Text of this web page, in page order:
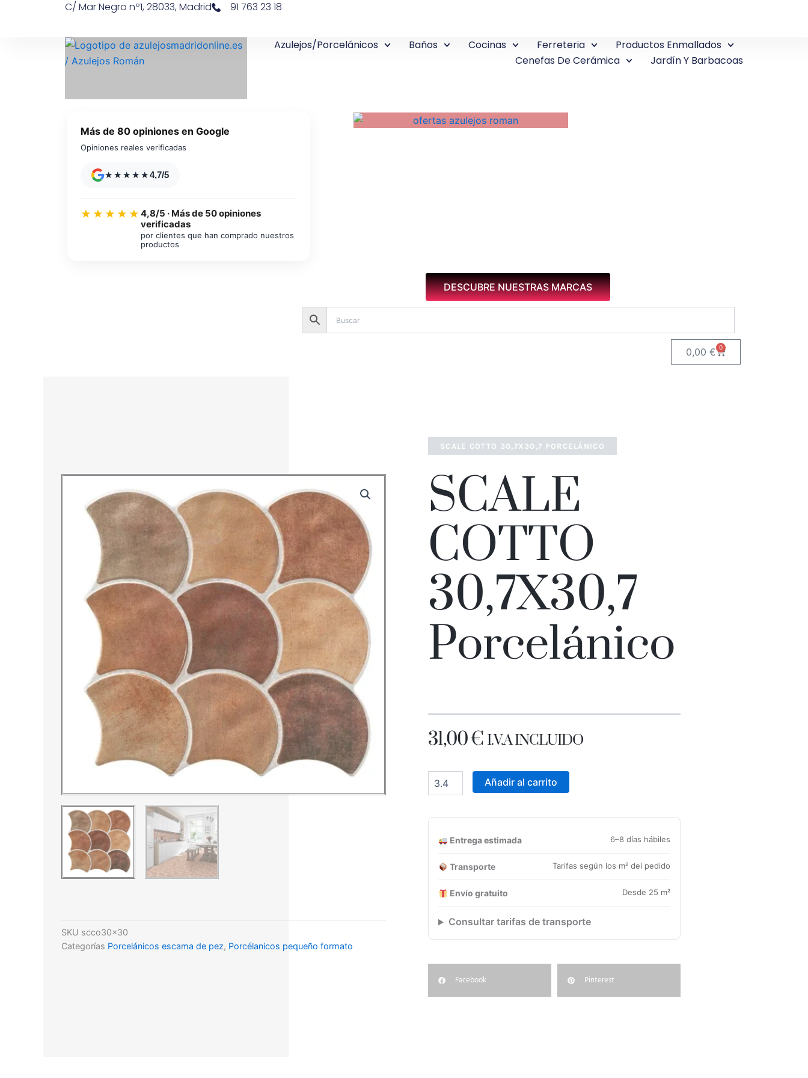
C/ Mar Negro nº1, 28033, Madrid 91 763 23 18
Azulejos/Porcelánicos Baños Cocinas Ferreteria
Productos Enmallados
Cenefas De Cerámica
Jardín Y Barbacoas
Más de 80 opiniones en Google
Opiniones reales verificadas
★★★★★4,7/5
★★★★★ 4,8/5 · Más de 50 opiniones
verificadas
por clientes que han comprado nuestros
productos
Azulejos diseño floral
DESCUBRE NUESTRAS MARCAS
0,00 € 0
Carrito
SKU scco30x30
Categorías Porcelánicos escama de pez, Porcélanicos pequeño formato
SCALE COTTO 30,7X30,7 PORCELÁNICO
SCALE
COTTO
30,7X30,7
Porcelánico
31,00€ I.V.A INCLUIDO
SCALE
COTTO
30,7X30,7
cantidad
Añadir al carrito
Entrega estimada 6–8 días hábiles
Transporte Tarifas según los m² del pedido
Envío gratuito Desde 25 m²
Consultar tarifas de transporte
Facebook Pinterest